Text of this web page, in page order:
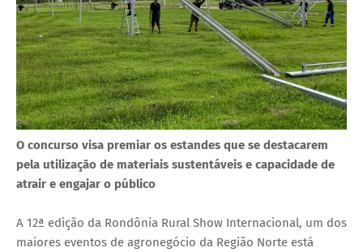
O concurso visa premiar os estandes que se destacarem
pela utilização de materiais sustentáveis e capacidade de
atrair e engajar o público
A 12ª edição da Rondônia Rural Show Internacional, um dos
maiores eventos de agronegócio da Região Norte está